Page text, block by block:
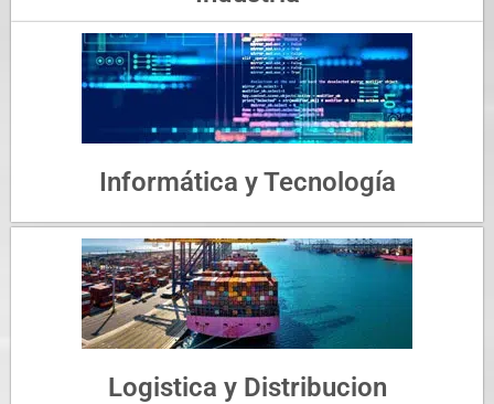
Informática y Tecnología
Logistica y Distribucion